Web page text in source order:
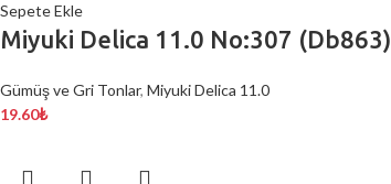
Sepete Ekle
Miyuki Delica 11.0 No:307 (Db863)
Gümüş ve Gri Tonlar, Miyuki Delica 11.0
19.60₺